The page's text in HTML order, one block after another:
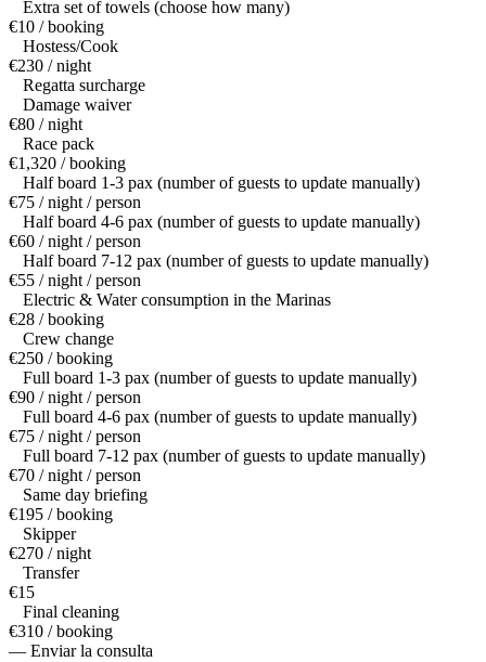
Extra set of towels (choose how many)
€10 / booking
Hostess/Cook
€230 / night
Regatta surcharge
Damage waiver
€80 / night
Race pack
€1,320 / booking
Half board 1-3 pax (number of guests to update manually)
€75 / night / person
Half board 4-6 pax (number of guests to update manually)
€60 / night / person
Half board 7-12 pax (number of guests to update manually)
€55 / night / person
Electric & Water consumption in the Marinas
€28 / booking
Crew change
€250 / booking
Full board 1-3 pax (number of guests to update manually)
€90 / night / person
Full board 4-6 pax (number of guests to update manually)
€75 / night / person
Full board 7-12 pax (number of guests to update manually)
€70 / night / person
Same day briefing
€195 / booking
Skipper
€270 / night
Transfer
€15
Final cleaning
€310 / booking
— Enviar la consulta